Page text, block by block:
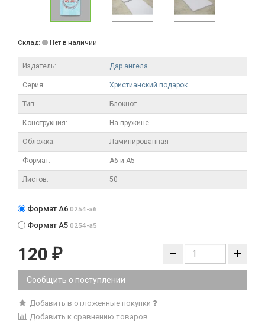
Склад: Нет в наличии
Издатель: Дар ангела
Серия: Христианский подарок
Тип: Блокнот
Конструкция: На пружине
Обложка: Ламинированная
Формат: А6 и А5
Листов: 50
Формат А6 0254-a6
Формат А5 0254-a5
120 ₽
Сообщить о поступлении
Добавить в отложенные покупки
Добавить к сравнению товаров